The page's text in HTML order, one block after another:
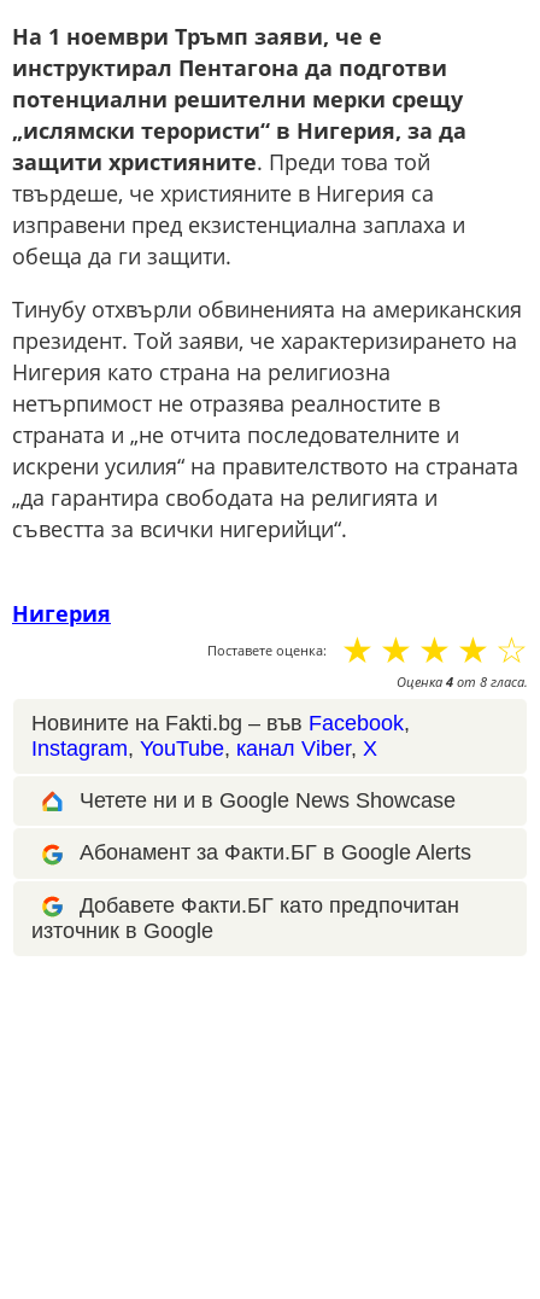
На 1 ноември Тръмп заяви, че е
инструктирал Пентагона да подготви
потенциални решителни мерки срещу
„ислямски терористи“ в Нигерия, за да
защити християните. Преди това той
твърдеше, че християните в Нигерия са
изправени пред екзистенциална заплаха и
обеща да ги защити.
Тинубу отхвърли обвиненията на американския
президент. Той заяви, че характеризирането на
Нигерия като страна на религиозна
нетърпимост не отразява реалностите в
страната и „не отчита последователните и
искрени усилия“ на правителството на страната
„да гарантира свободата на религията и
съвестта за всички нигерийци“.
Нигерия
Поставете оценка: ☆
☆
☆
☆
☆
Оценка 4 от 8 гласа.
Новините на Fakti.bg – във Facebook,
Instagram, YouTube, канал Viber, X
Четете ни и в Google News Showcase
Абонамент за Факти.БГ в Google Alerts
Добавете Факти.БГ като предпочитан
източник в Google